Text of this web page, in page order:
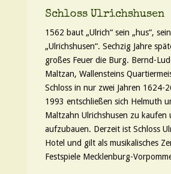
Schloss Ulrichshusen
1562 baut „Ulrich“ sein „hus“, sein
„Ulrichshusen“. Sechzig Jahre
großes Feuer die Burg. Bernd-
Maltzan, Wallensteins
Schloss in nur zwei Jahren 1624-
1993 entschließen sich Helmuth
Maltzahn Ulrichshusen zu kaufen
aufzubauen. Derzeit ist Schloss
Hotel und gilt als musikalisches
Festspiele Mecklenburg-